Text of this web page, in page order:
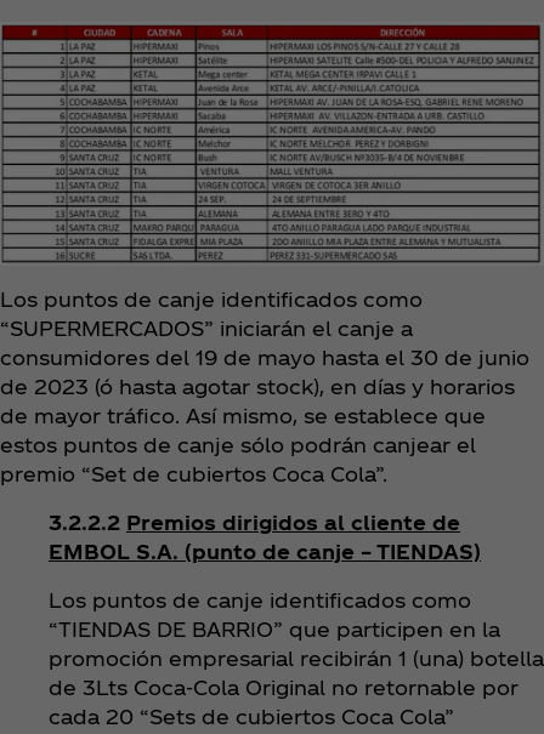
Los puntos de canje identificados como
“SUPERMERCADOS” iniciarán el canje a
consumidores del 19 de mayo hasta el 30 de junio
de 2023 (ó hasta agotar stock), en días y horarios
de mayor tráfico. Así mismo, se establece que
estos puntos de canje sólo podrán canjear el
premio “Set de cubiertos Coca Cola”.
3.2.2.2 Premios dirigidos al cliente de
EMBOL S.A. (punto de canje – TIENDAS)
Los puntos de canje identificados como
“TIENDAS DE BARRIO” que participen en la
promoción empresarial recibirán 1 (una) botella
de 3Lts Coca‑Cola Original no retornable por
cada 20 “Sets de cubiertos Coca Cola”